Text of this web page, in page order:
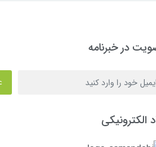
در خبرنامه
الکترونیکی